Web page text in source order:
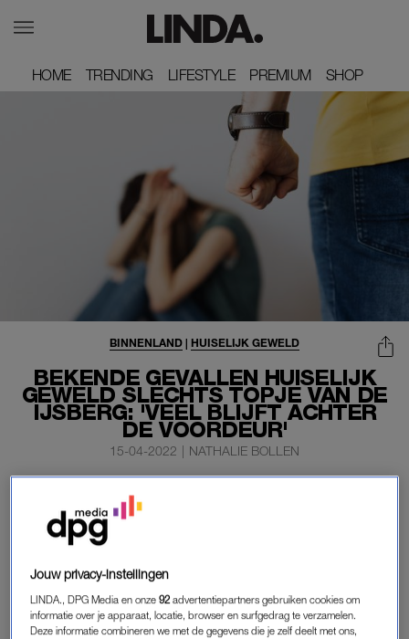
HOME
HOME TRENDING
TRENDING LIFESTYLE
LIFESTYLE PREMIUM
PREMIUM SHOP
SHOP
BEKENDE GEVALLEN HUISELIJK
GEWELD SLECHTS TOPJE VAN DE
IJSBERG: 'VEEL BLIJFT ACHTER
DE VOORDEUR'
BINNENLAND | HUISELIJK GEWELD
15-04-2022 | NATHALIE BOLLEN
Het aantal bekende
maar het topje van de ijsberg. Dat zegt hoofdofficier van
justitie Heleen Rutgers tegen
Zij geeft aan dat het in werkelijkheid om veel meer gevallen
gaat. “Maar die blijven achter de voordeur.”
Jouw privacy-instellingen
LINDA., DPG Media en onze92 advertentiepartners gebruiken cookies om
informatie over je apparaat, locatie, browser en surfgedrag te verzamelen.
Deze informatie combineren we met de gegevens die je zelf deelt met ons,